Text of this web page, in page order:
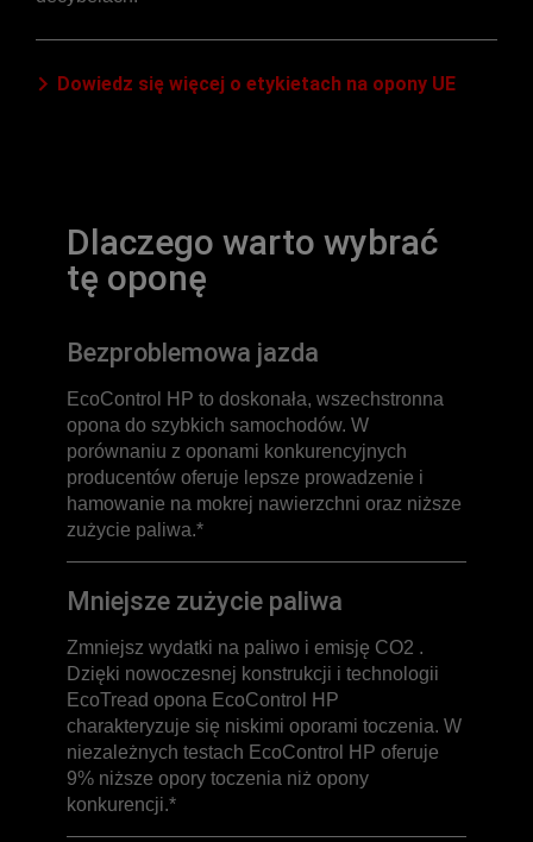
Dowiedz się więcej o etykietach na opony UE
Dlaczego warto wybrać
tę oponę
Bezproblemowa jazda
EcoControl HP to doskonała, wszechstronna
opona do szybkich samochodów. W
porównaniu z oponami konkurencyjnych
producentów oferuje lepsze prowadzenie i
hamowanie na mokrej nawierzchni oraz niższe
zużycie paliwa.*
Mniejsze zużycie paliwa
Zmniejsz wydatki na paliwo i emisję CO2 .
Dzięki nowoczesnej konstrukcji i technologii
EcoTread opona EcoControl HP
charakteryzuje się niskimi oporami toczenia. W
niezależnych testach EcoControl HP oferuje
9% niższe opory toczenia niż opony
konkurencji.*